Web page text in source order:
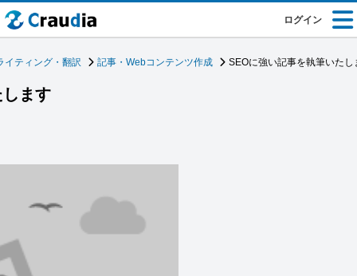
ログイン
イティング・翻訳 記事・Webコンテンツ作成 SEOに強い記事を執筆いたし
ます